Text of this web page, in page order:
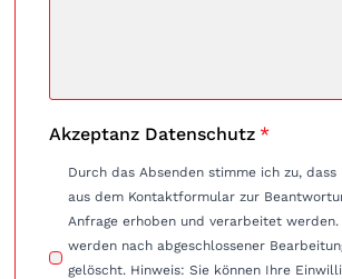
Akzeptanz Datenschutz *
Durch das Absenden stimme ich zu, dass
aus dem Kontaktformular zur
Anfrage erhoben und verarbeitet werden.
werden nach abgeschlossener
gelöscht. Hinweis: Sie können Ihre Einwilligung jederzeit